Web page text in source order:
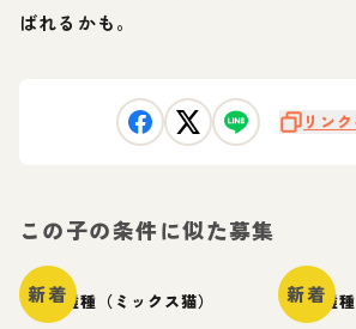
ばれるかも。
リン
この子の条件に似た募集
新着雑種（ミックス猫） 新着雑